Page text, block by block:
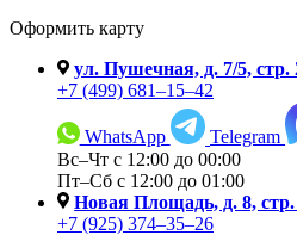
Оформить карту
ул. Пушечная, д. 7/5, стр.
+7 (499) 681–15–42
WhatsApp Telegram
Вс–Чт с 12:00 до 00:00
Пт–Сб с 12:00 до 01:00
Новая Площадь, д. 8, стр.
+7 (925) 374–35–26